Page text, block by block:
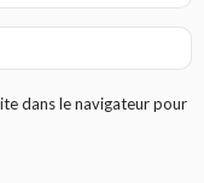
dans le navigateur pour